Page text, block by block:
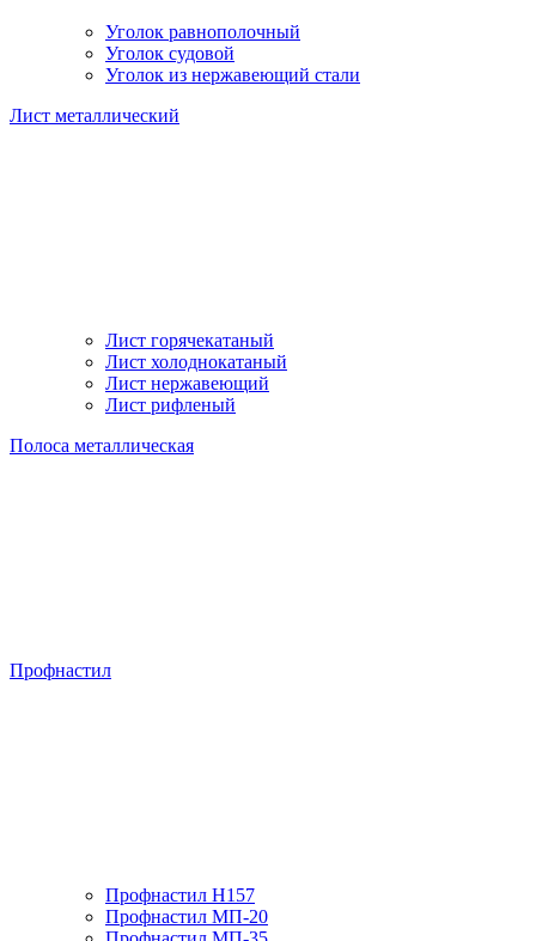
Уголок равнополочный
Уголок судовой
Уголок из нержавеющий стали
Лист металлический
Лист горячекатаный
Лист холоднокатаный
Лист нержавеющий
Лист рифленый
Полоса металлическая
Профнастил
Профнастил H157
Профнастил МП-20